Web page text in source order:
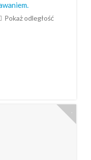
Pokaż odległość